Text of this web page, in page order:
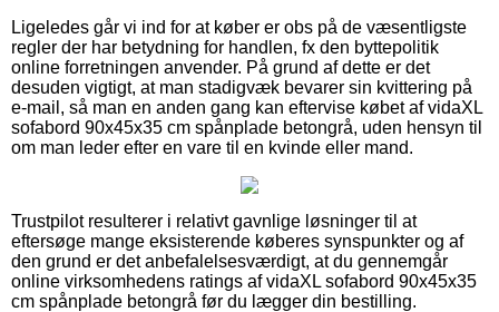
Ligeledes går vi ind for at køber er obs på de væsentligste
regler der har betydning for handlen, fx den byttepolitik
online forretningen anvender. På grund af dette er det
desuden vigtigt, at man stadigvæk bevarer sin kvittering på
e-mail, så man en anden gang kan eftervise købet af vidaXL
sofabord 90x45x35 cm spånplade betongrå, uden hensyn til
om man leder efter en vare til en kvinde eller mand.
Trustpilot resulterer i relativt gavnlige løsninger til at
eftersøge mange eksisterende køberes synspunkter og af
den grund er det anbefalelsesværdigt, at du gennemgår
online virksomhedens ratings af vidaXL sofabord 90x45x35
cm spånplade betongrå før du lægger din bestilling.